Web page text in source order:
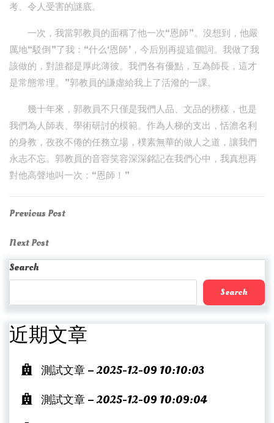
考、令人受害的謎底。
一次，我當郭教員的面稱了他一次“恩師”。沒想到，他嚴
厲地“駁倒”了我：“什么‘恩師’，今后別再提這個詞。我做了我
該做的，對誰都是厚此薄彼。我們各有優點，互為師長，這才
是常態常理。”郭教員的謙虛給我上了活潑的一課。
幾十年來，郭教員不只僅是我們人品、文品的榜樣，也是
我們為人師表、學術研討的模範。作為人梯的支出，恬澹名利
的身教，孜孜不倦的任務立場，樸素無華的做人之道，讓我們
永志不忘。郭教員的音容笑容深深銘記在我們心中，我真想再
對他高聲地叫一次：“恩師！”
Post
navigation
Previous
Previous Post
Next
Post
Next Post
Search
Search
近期文章
測試文章 – 2025-12-09 10:10:03
測試文章 – 2025-12-09 10:09:04